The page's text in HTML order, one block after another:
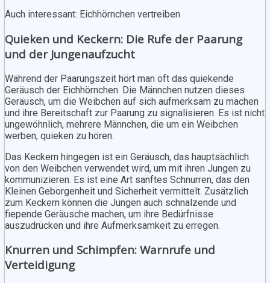
Auch interessant: Eichhörnchen vertreiben
Quieken und Keckern: Die Rufe der Paarung
und der Jungenaufzucht
Während der Paarungszeit hört man oft das quiekende
Geräusch der Eichhörnchen. Die Männchen nutzen dieses
Geräusch, um die Weibchen auf sich aufmerksam zu machen
und ihre Bereitschaft zur Paarung zu signalisieren. Es ist nicht
ungewöhnlich, mehrere Männchen, die um ein Weibchen
werben, quieken zu hören.
Das Keckern hingegen ist ein Geräusch, das hauptsächlich
von den Weibchen verwendet wird, um mit ihren Jungen zu
kommunizieren. Es ist eine Art sanftes Schnurren, das den
Kleinen Geborgenheit und Sicherheit vermittelt. Zusätzlich
zum Keckern können die Jungen auch schnalzende und
fiepende Geräusche machen, um ihre Bedürfnisse
auszudrücken und ihre Aufmerksamkeit zu erregen.
Knurren und Schimpfen: Warnrufe und
Verteidigung